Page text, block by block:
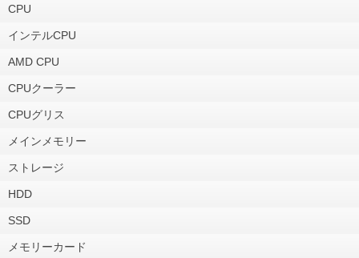
CPU
インテルCPU
AMD CPU
CPUクーラー
CPUグリス
メインメモリー
ストレージ
HDD
SSD
メモリーカード